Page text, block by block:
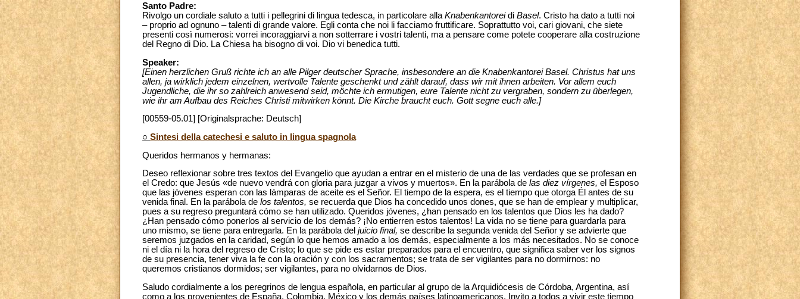
Santo Padre:
Rivolgo un cordiale saluto a tutti i pellegrini di lingua tedesca, in particolare alla Knabenkantoreidi Basel. Cristo ha dato a tutti noi
– proprio ad ognuno – talenti di grande valore. Egli conta che noi li facciamo fruttificare. Soprattutto voi, cari giovani, che siete
presenti così numerosi: vorrei incoraggiarvi a non sotterrare i vostri talenti, ma a pensare come potete cooperare alla costruzione
del Regno di Dio. La Chiesa ha bisogno di voi. Dio vi benedica tutti.
Speaker:
[Einen herzlichen Gruß richte ich an alle Pilger deutscher Sprache, insbesondere an die Knabenkantorei Basel. Christus hat uns
allen, ja wirklich jedem einzelnen, wertvolle Talente geschenkt und zählt darauf, dass wir mit ihnen arbeiten. Vor allem euch
Jugendliche, die ihr so zahlreich anwesend seid, möchte ich ermutigen, eure Talente nicht zu vergraben, sondern zu überlegen,
wie ihr am Aufbau des Reiches Christi mitwirken könnt. Die Kirche braucht euch. Gott segne euch alle.]
[00559-05.01] [Originalsprache: Deutsch]
○ Sintesi della catechesi e saluto in lingua spagnola
Queridos hermanos y hermanas:
Deseo reflexionar sobre tres textos del Evangelio que ayudan a entrar en el misterio de una de las verdades que se profesan en
el Credo: que Jesús «de nuevo vendrá con gloria para juzgar a vivos y muertos». En la parábola de las diez vírgenes, el Esposo
que las jóvenes esperan con las lámparas de aceite es el Señor. El tiempo de la espera, es el tiempo que otorga Él antes de su
venida final. En la parábola de los talentos, se recuerda que Dios ha concedido unos dones, que se han de emplear y multiplicar,
pues a su regreso preguntará cómo se han utilizado. Queridos jóvenes, ¿han pensado en los talentos que Dios les ha dado?
¿Han pensado cómo ponerlos al servicio de los demás? ¡No entierren estos talentos! La vida no se tiene para guardarla para
uno mismo, se tiene para entregarla. En la parábola del juicio final, se describe la segunda venida del Señor y se advierte que
seremos juzgados en la caridad, según lo que hemos amado a los demás, especialmente a los más necesitados. No se conoce
ni el día ni la hora del regreso de Cristo; lo que se pide es estar preparados para el encuentro, que significa saber ver los signos
de su presencia, tener viva la fe con la oración y con los sacramentos; se trata de ser vigilantes para no dormirnos: no
queremos cristianos dormidos; ser vigilantes, para no olvidarnos de Dios.
Saludo cordialmente a los peregrinos de lengua española, en particular al grupo de la Arquidiócesis de Córdoba, Argentina, así
como a los provenientes de España, Colombia, México y los demás países latinoamericanos. Invito a todos a vivir este tiempo